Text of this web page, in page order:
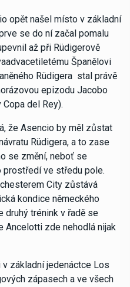
opět našel místo v základní
se do ní začal pomalu
až při Rüdigerově
Španělovi
Rüdigera stal právě
epizodu Jacobo
del Rey).
že Asencio by měl zůstat
Rüdigera, a to zase
se změní, neboť se
ve středu pole.
City zůstává
kondice německého
druhý trénink v řadě se
Ancelotti zde nehodlá nijak
základní jedenáctce Los
zápasech a ve všech